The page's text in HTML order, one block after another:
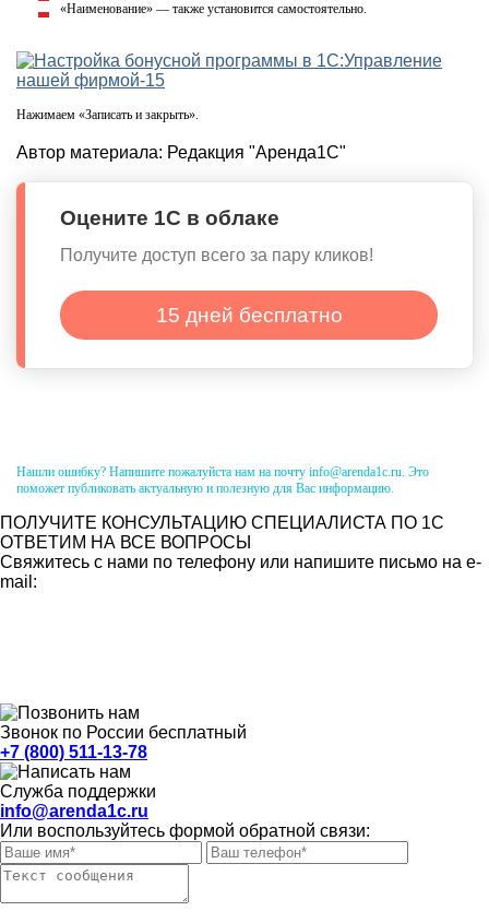
«Наименование» — также установится самостоятельно.
Нажимаем «Записать и закрыть».
Автор материала: Редакция "Аренда1С"
Оцените 1С в облаке
Получите доступ всего за пару кликов!
15 дней бесплатно
Нашли ошибку? Напишите пожалуйста нам на почту info@arenda1c.ru. Это
поможет публиковать актуальную и полезную для Вас информацию.
ПОЛУЧИТЕ КОНСУЛЬТАЦИЮ СПЕЦИАЛИСТА ПО 1С
ОТВЕТИМ НА ВСЕ ВОПРОСЫ
Свяжитесь с нами по телефону или напишите письмо на e-
mail:
Звонок по России бесплатный
+7 (800) 511-13-78
Служба поддержки
info@arenda1c.ru
Или воспользуйтесь формой обратной связи: